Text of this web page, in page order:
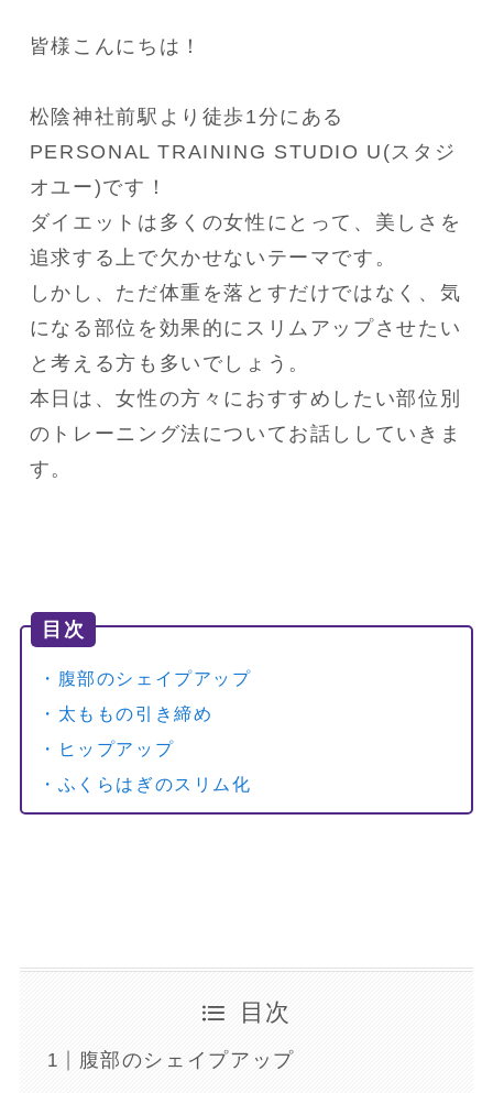
皆様こんにちは！
松陰神社前駅より徒歩1分にある
PERSONAL TRAINING STUDIO U(スタジ
オユー)です！
ダイエットは多くの女性にとって、美しさを
追求する上で欠かせないテーマです。
しかし、ただ体重を落とすだけではなく、気
になる部位を効果的にスリムアップさせたい
と考える方も多いでしょう。
本日は、女性の方々におすすめしたい部位別
のトレーニング法についてお話ししていきま
す。
目次
・腹部のシェイプアップ
・太ももの引き締め
・ヒップアップ
・ふくらはぎのスリム化
目次
腹部のシェイプアップ